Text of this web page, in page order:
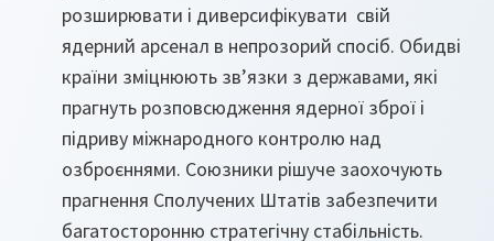
розширювати і диверсифікувати свій
ядерний арсенал в непрозорий спосіб. Обидві
країни зміцнюють зв’язки з державами, які
прагнуть розповсюдження ядерної зброї і
підриву міжнародного контролю над
озброєннями. Союзники рішуче заохочують
прагнення Сполучених Штатів забезпечити
багатосторонню стратегічну стабільність.